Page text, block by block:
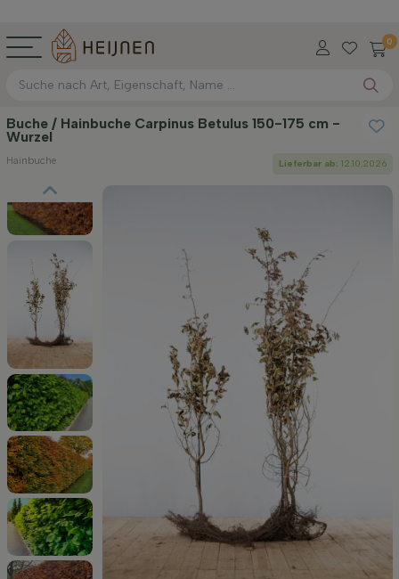
0
Buche / Hainbuche Carpinus Betulus 150-175 cm -
Wurzel
Hainbuche Lieferbar ab: 12.10.2026